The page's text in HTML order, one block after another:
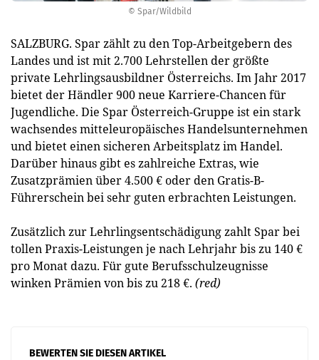
© Spar/Wildbild
SALZBURG. Spar zählt zu den Top-Arbeitgebern des
Landes und ist mit 2.700 Lehrstellen der größte
private Lehrlingsausbildner Österreichs. Im Jahr 2017
bietet der Händler 900 neue Karriere-Chancen für
Jugendliche. Die Spar Österreich-Gruppe ist ein stark
wachsendes mitteleuropäisches Handelsunternehmen
und bietet einen sicheren Arbeitsplatz im Handel.
Darüber hinaus gibt es zahlreiche Extras, wie
Zusatzprämien über 4.500 € oder den Gratis-B-
Führerschein bei sehr guten erbrachten Leistungen.
Zusätzlich zur Lehrlingsentschädigung zahlt Spar bei
tollen Praxis-Leistungen je nach Lehrjahr bis zu 140 €
pro Monat dazu. Für gute Berufsschulzeugnisse
winken Prämien von bis zu 218 €. (red)
BEWERTEN SIE DIESEN ARTIKEL